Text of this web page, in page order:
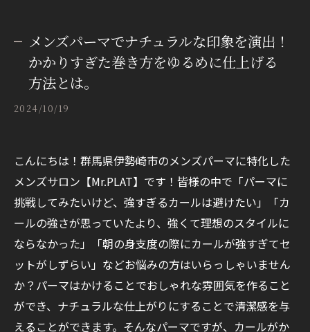
メンズパーマでナチュラルな印象を演出！
かかりすぎた巻き方をゆるめに仕上げる
方法とは。
2024/10/19
こんにちは！群馬県伊勢崎市のメンズパーマに特化した
メンズサロン【Mr.PLAT】です！皆様の中で「パーマに
挑戦してみたいけど、強すぎるカールは避けたい」「カ
ールの強さが思っていたより、強くて理想のスタイルに
ならなかった」「朝の身支度の際にカールが強すぎてセ
ットがしずらい」などお悩みの方はいらっしゃいません
か？パーマはかけることでおしゃれな雰囲気を作ること
ができ、ナチュラルな仕上がりにすることで清潔感を与
えることができます。そんなパーマですが、カールがか